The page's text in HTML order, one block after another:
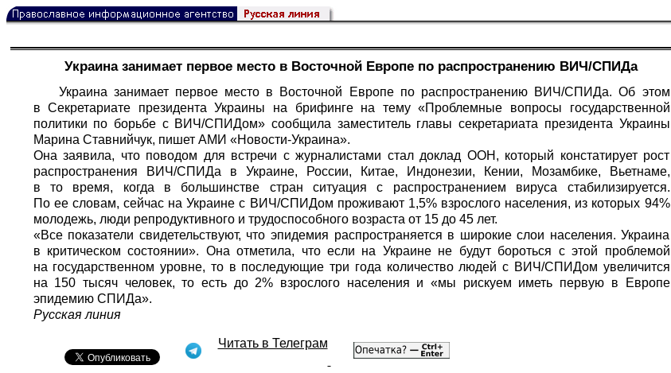
Украина занимает первое место в Восточной Европе по распространению ВИЧ/СПИДа
Украина занимает первое место в Восточной Европе по распространению ВИЧ/СПИДа. Об этом
в Секретариате президента Украины на брифинге на тему «Проблемные вопросы государственной
политики по борьбе с ВИЧ/СПИДом» сообщила заместитель главы секретариата президента Украины
Марина Ставнийчук, пишет АМИ «Новости-Украина».
Она заявила, что поводом для встречи с журналистами стал доклад ООН, который констатирует рост
распространения ВИЧ/СПИДа в Украине, России, Китае, Индонезии, Кении, Мозамбике, Вьетнаме,
в то время, когда в большинстве стран ситуация с распространением вируса стабилизируется.
По ее словам, сейчас на Украине с ВИЧ/СПИДом проживают 1,5% взрослого населения, из которых 94%
молодежь, люди репродуктивного и трудоспособного возраста от 15 до 45 лет.
«Все показатели свидетельствуют, что эпидемия распространяется в широкие слои населения. Украина
в критическом состоянии». Она отметила, что если на Украине не будут бороться с этой проблемой
на государственном уровне, то в последующие три года количество людей с ВИЧ/СПИДом увеличится
на 150 тысяч человек, то есть до 2% взрослого населения и «мы рискуем иметь первую в Европе
эпидемию СПИДа».
Русская линия
Читать в Телеграм